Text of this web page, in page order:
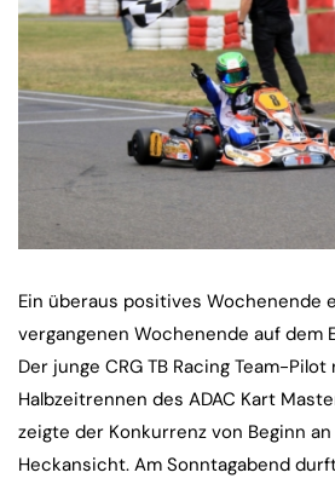
Ein überaus positives Wochenende
vergangenen Wochenende auf dem
Der junge CRG TB Racing Team-
Halbzeitrennen des ADAC Kart
zeigte der Konkurrenz von Beginn
Heckansicht. Am Sonntagabend